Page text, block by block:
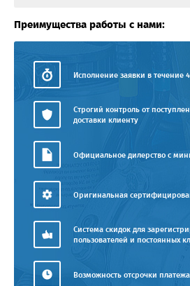
Преимущества работы с нами:
Исполнение заявки в течение
Строгий контроль от
доставки клиенту
Официальное дилерство с
Оригинальная
Система скидок для
пользователей и постоянных
Возможность отсрочки платежа